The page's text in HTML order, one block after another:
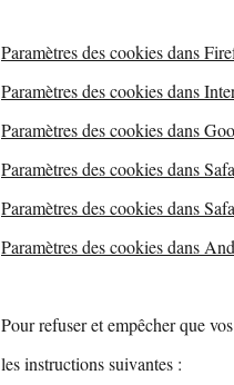
Paramètres des cookies dans
Paramètres des cookies dans
Paramètres des cookies dans
Paramètres des cookies dans
Paramètres des cookies dans
Paramètres des cookies dans
Pour refuser et empêcher que
les instructions suivantes :